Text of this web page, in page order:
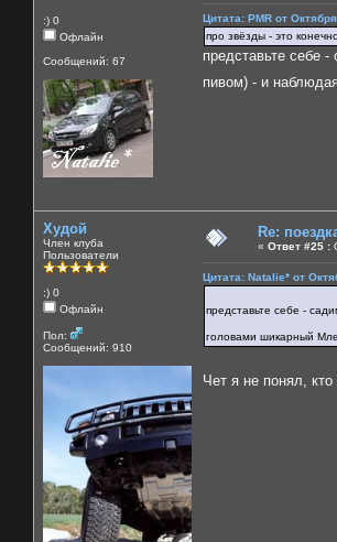
:) 0
Офлайн
Сообщений: 67
Цитата: PMR от
про звёзды - это
представьте себе
пивом) - и
Худой
Член клуба
Пользователи
:) 0
Офлайн
Пол:
Сообщений: 910
Re:
« Ответ #25 :
Цитата: Natalie* от
представьте себе -
головами шикарный
Чет я не понял,